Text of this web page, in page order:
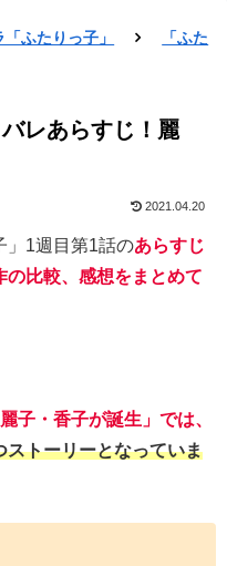
ふたりっ子」
「ふた
レあらすじ！麗
2021.04.20
」1週目第1話のあらすじ
比較、感想をまとめて
子・香子が誕生」では、
ストーリーとなっていま